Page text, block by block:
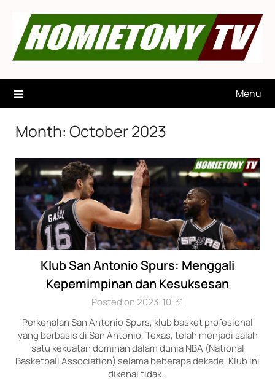
content
Menu
Month: October 2023
Klub San Antonio Spurs: Menggali
Kepemimpinan dan Kesuksesan
Posted on 2023-10-31
Perkenalan San Antonio Spurs, klub basket profesional
yang berbasis di San Antonio, Texas, telah menjadi salah
satu kekuatan dominan dalam dunia NBA (National
Basketball Association) selama beberapa dekade. Klub ini
dikenal tidak…